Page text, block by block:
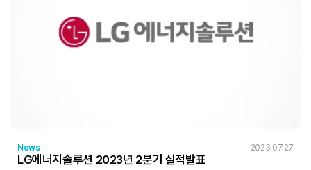
News 2023.07.27
LG에너지솔루션 2023년 2분기 실적발표